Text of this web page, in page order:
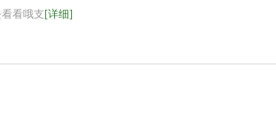
看哦支[详细]